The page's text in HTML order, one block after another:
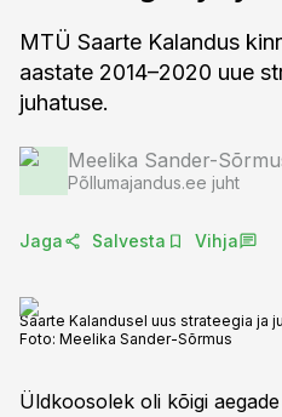
MTÜ Saarte Kalandus
aastate 2014–2020 uue
juhatuse.
Meelika Sander-
Põllumajandus.ee juht
Jaga Salvesta Vihja
Saarte Kalandusel uus strateegia ja
Foto: Meelika Sander-Sõrmus
Üldkoosolek oli kõigi